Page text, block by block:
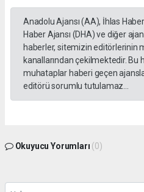
Anadolu Ajansı (AA), İhlas
Haber Ajansı (DHA) ve diğer
haberler, sitemizin editörlerinin
kanallarından çekilmektedir. Bu
muhataplar haberi geçen
editörü sorumlu tutulamaz...
Okuyucu Yorumları (0)